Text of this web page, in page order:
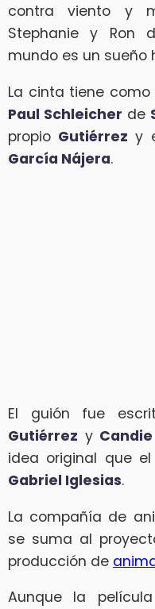
contra viento y
Stephanie y Ron
mundo es un sueño
La cinta tiene
Paul Schleicher de
propio Gutiérrez y
García Nájera.
El guión fue
Gutiérrez y
idea original que
Gabriel Iglesias.
La compañía de
se suma al
producción de
Aunque la